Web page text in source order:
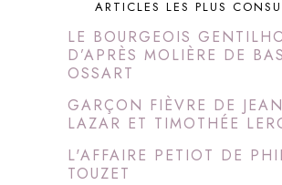
ARTICLES LES PLUS
LE BOURGEOIS
D’APRÈS MOLIÈRE DE
OSSART
GARÇON FIÈVRE DE
LAZAR ET TIMOTHÉE
L'AFFAIRE PETIOT DE
TOUZET